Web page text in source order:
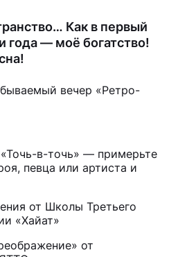
Как в первый
года — моё богатство!
вечер «Ретро-
в-точь» — примерьте
певца или артиста и
от Школы Третьего
«Хайат»
от